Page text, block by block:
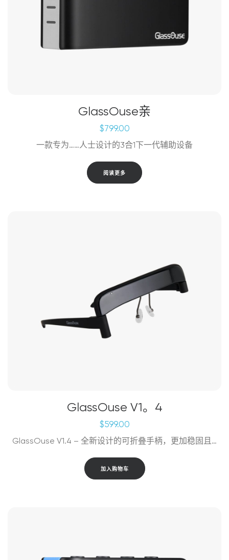
GlassOuse亲
$799.00
一款专为……人士设计的3合1下一代辅助设备
阅读更多
GlassOuse V1。4
$599.00
GlassOuse V1.4 – 全新设计的可折叠手柄，更加稳固且…
加入购物车